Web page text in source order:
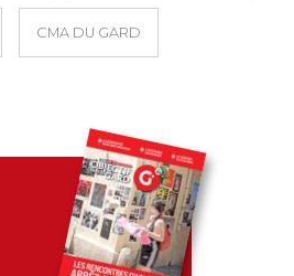
CMA DU GARD